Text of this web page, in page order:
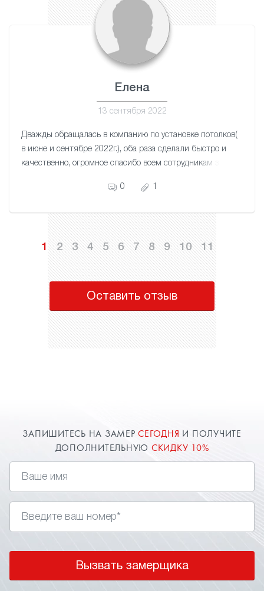
Елена
13 сентября 2022
Дважды обращалась в компанию по установке потолков(
в июне и сентябре 2022г.), оба раза сделали быстро и
качественно, огромное спасибо всем сотрудникам за
0
1
1 2 3 4 5 6 7 8 9 10 11
Оставить отзыв
ЗАПИШИТЕСЬ НА ЗАМЕРСЕГОДНЯ И ПОЛУЧИТЕ
ДОПОЛНИТЕЛЬНУЮ СКИДКУ 10%
Вызвать замерщика